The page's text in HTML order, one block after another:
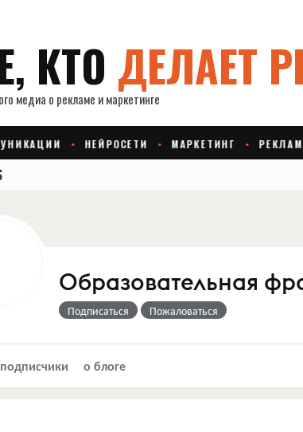
Образовательная
Подписаться Пожаловаться
подписчики о блоге